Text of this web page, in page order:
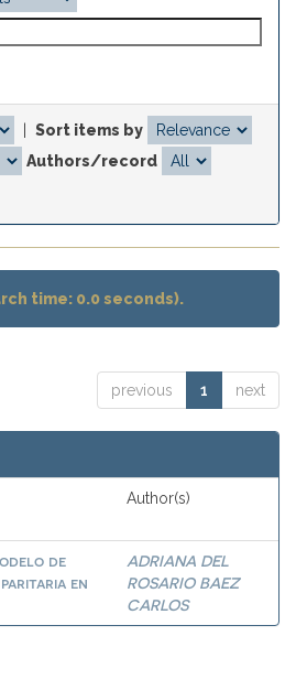
Sort items by
Authors/record
time: 0.0 seconds).
previous 1 next
Author(s)
de
en
ADRIANA DEL
ROSARIO BAEZ
CARLOS